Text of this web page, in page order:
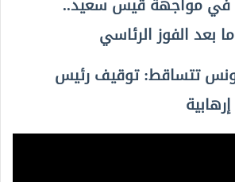
بعد الفوز الرئاسي
تتساقط: توقيف رئيس